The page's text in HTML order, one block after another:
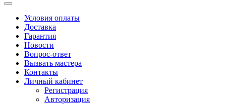
Условия оплаты
Доставка
Гарантия
Новости
Вопрос-ответ
Вызвать мастера
Контакты
Личный кабинет
Регистрация
Авторизация